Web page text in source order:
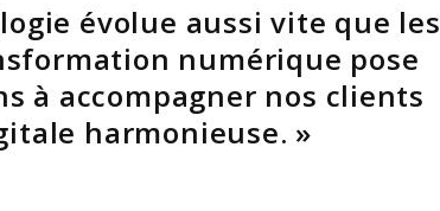
évolue aussi vite que les
numérique pose
à accompagner nos clients
harmonieuse. »